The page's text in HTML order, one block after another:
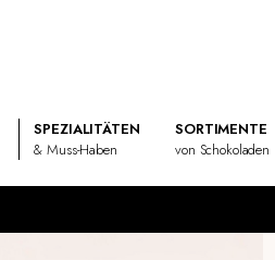
SPEZIALITÄTEN
& Muss-Haben
SORTIMENTE
von Schokoladen